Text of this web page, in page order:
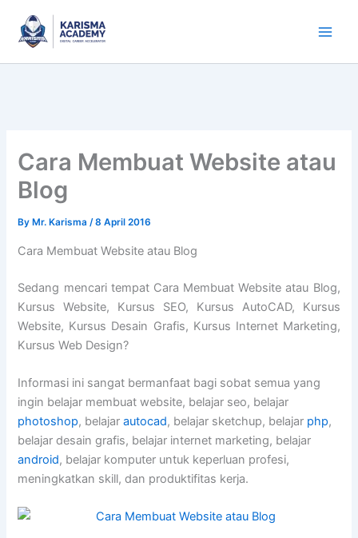
content
Cara Membuat Website atau
Blog
By Mr. Karisma/8 April 2016
Cara Membuat Website atau Blog
Sedang mencari tempat Cara Membuat Website atau Blog,
Kursus Website, Kursus SEO, Kursus AutoCAD, Kursus
Website, Kursus Desain Grafis, Kursus Internet Marketing,
Kursus Web Design?
Informasi ini sangat bermanfaat bagi sobat semua yang
ingin belajar membuat website, belajar seo, belajar
photoshop, belajarautocad, belajar sketchup, belajar php,
belajar desain grafis, belajar internet marketing, belajar
android, belajar komputer untuk keperluan profesi,
meningkatkan skill, dan produktifitas kerja.